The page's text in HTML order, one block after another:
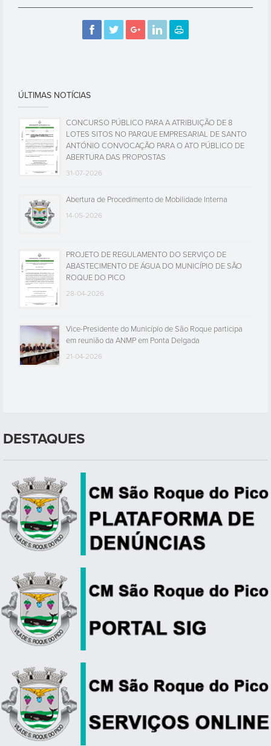
ÚLTIMAS NOTÍCIAS
CONCURSO PÚBLICO PARA A ATRIBUIÇÃO DE 8
LOTES SITOS NO PARQUE EMPRESARIAL DE SANTO
ANTÓNIO CONVOCAÇÃO PARA O ATO PÚBLICO DE
ABERTURA DAS PROPOSTAS
31-07-2026
Abertura de Procedimento de Mobilidade Interna
14-05-2026
PROJETO DE REGULAMENTO DO SERVIÇO DE
ABASTECIMENTO DE ÁGUA DO MUNICÍPIO DE SÃO
ROQUE DO PICO
28-04-2026
Vice-Presidente do Município de São Roque participa
em reunião da ANMP em Ponta Delgada
21-04-2026
DESTAQUES